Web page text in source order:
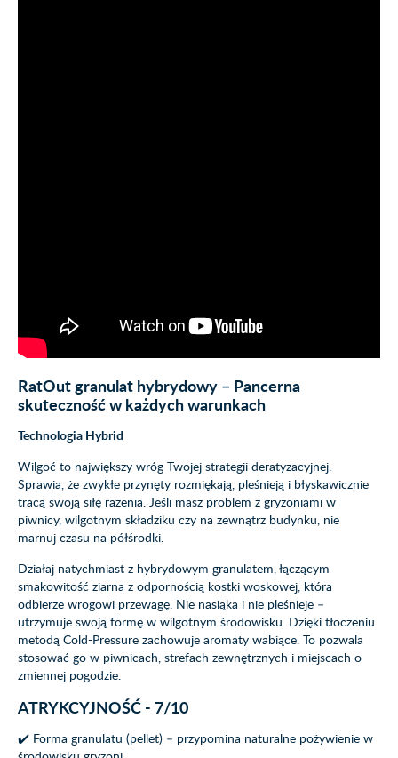
RatOut granulat hybrydowy – Pancerna
skuteczność w każdych warunkach
Technologia Hybrid
Wilgoć to największy wróg Twojej strategii deratyzacyjnej.
Sprawia, że zwykłe przynęty rozmiękają, pleśnieją i błyskawicznie
tracą swoją siłę rażenia. Jeśli masz problem z gryzoniami w
piwnicy, wilgotnym składziku czy na zewnątrz budynku, nie
marnuj czasu na półśrodki.
Działaj natychmiast z hybrydowym granulatem, łączącym
smakowitość ziarna z odpornością kostki woskowej, która
odbierze wrogowi przewagę. Nie nasiąka i nie pleśnieje –
utrzymuje swoją formę w wilgotnym środowisku. Dzięki tłoczeniu
metodą Cold-Pressure zachowuje aromaty wabiące. To pozwala
stosować go w piwnicach, strefach zewnętrznych i miejscach o
zmiennej pogodzie.
ATRYKCYJNOŚĆ - 7/10
✔️ Forma granulatu (pellet) – przypomina naturalne pożywienie w